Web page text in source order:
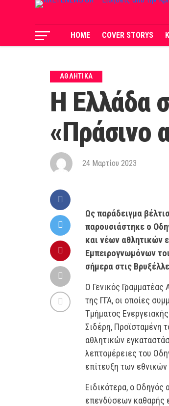
HOME COVER STORYS
ΑΘΛΗΤΙΚΑ
Η Ελλάδα
«Πράσινο
24 Μαρτίου 2023
Ως παράδειγμα
παρουσιάστηκε ο
και νέων αθλητικών
Εμπειρογνωμόνων
σήμερα στις
Ο Γενικός
της ΓΓΑ, οι οποίες
Τμήματος
Σιδέρη, Προϊσταμένη
αθλητικών
λεπτομέρειες του
επίτευξη των εθνικών
Ειδικότερα, ο Οδηγός
επενδύσεων καθαρής